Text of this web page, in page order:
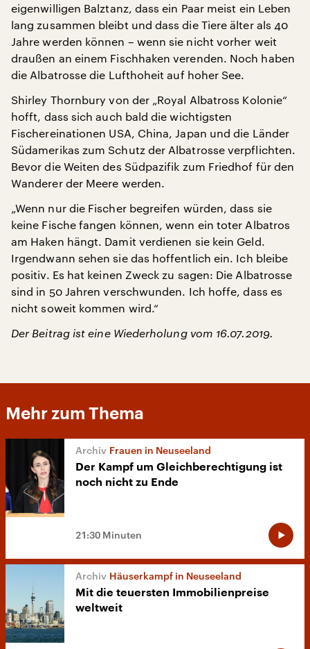
eigenwilligen Balztanz, dass ein Paar meist ein Leben
lang zusammen bleibt und dass die Tiere älter als 40
Jahre werden können – wenn sie nicht vorher weit
draußen an einem Fischhaken verenden. Noch haben
die Albatrosse die Lufthoheit auf hoher See.
Shirley Thornbury von der „Royal Albatross Kolonie“
hofft, dass sich auch bald die wichtigsten
Fischereinationen USA, China, Japan und die Länder
Südamerikas zum Schutz der Albatrosse verpflichten.
Bevor die Weiten des Südpazifik zum Friedhof für den
Wanderer der Meere werden.
„Wenn nur die Fischer begreifen würden, dass sie
keine Fische fangen können, wenn ein toter Albatros
am Haken hängt. Damit verdienen sie kein Geld.
Irgendwann sehen sie das hoffentlich ein. Ich bleibe
positiv. Es hat keinen Zweck zu sagen: Die Albatrosse
sind in 50 Jahren verschwunden. Ich hoffe, dass es
nicht soweit kommen wird.“
Der Beitrag ist eine Wiederholung vom 16.07.2019.
Mehr zum Thema
Frauen in Neuseeland
Der Kampf um Gleichberechtigung ist
noch nicht zu Ende
21:30 Minuten
Häuserkampf in Neuseeland
Mit die teuersten Immobilienpreise
weltweit